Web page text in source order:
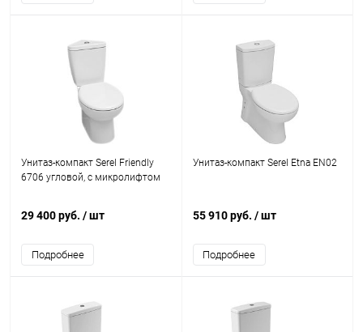
Унитаз-компакт Serel Friendly
6706 угловой, с микролифтом
29 400 руб. / шт
Подробнее
Унитаз-компакт Serel Etna EN02
55 910 руб. / шт
Подробнее